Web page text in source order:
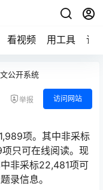
看视频 用工具 论
公开系统
举报 访问网站
项。其中非采标
只可在线阅读。现
非采标22,481项可
录信息。󠅅󠅃󠄵󠅂󠄪󠇖󠆨󠆨󠇕󠆞󠆒󠅬󠇘󠆭󠆘󠇙󠆝󠅵󠇗󠆭󠆁󠄐󠇗󠅹󠅸󠇖󠆍󠅳󠇖󠅹󠅰󠇖󠆌󠅹